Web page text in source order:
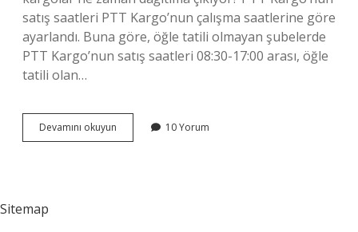
satış saatleri PTT Kargo’nun çalışma saatlerine göre
ayarlandı. Buna göre, öğle tatili olmayan şubelerde
PTT Kargo’nun satış saatleri 08:30-17:00 arası, öğle
tatili olan…
Devamını okuyun
Kargo
10 Yorum
Sitemap